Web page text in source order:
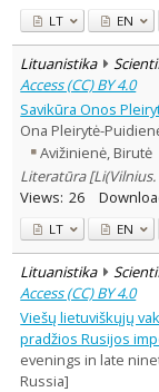
LT EN
Lituanistika
Access (CC) BY 4.0
Savikūra Onos
Ona Pleirytė-
Avižinienė, Birutė
Literatūra [Li(Vilnius.
Views: 26
LT EN
Lituanistika
Access (CC) BY 4.0
Viešų lietuviškųjų
pradžios Rusijos
evenings in late
Russia]